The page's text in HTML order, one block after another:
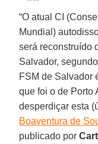
“O atual CI
Mundial)
será reconstruído
Salvador,
FSM de Salvador
que foi o de Porto
desperdiçar esta
Boaventura de
publicado por